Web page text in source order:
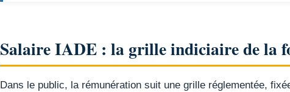
Salaire IADE : la grille indiciaire de la
Dans le public, la rémunération suit une grille réglementée,